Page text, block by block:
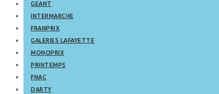
GEANT
INTERMARCHE
FRANPRIX
GALERIES LAFAYETTE
MONOPRIX
PRINTEMPS
FNAC
DARTY